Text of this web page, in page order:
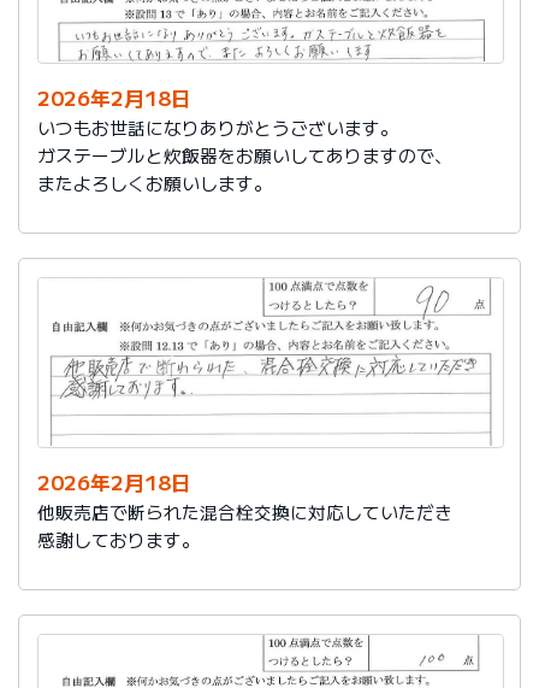
2026年2月18日
いつもお世話になりありがとうございます。
ガステーブルと炊飯器をお願いしてありますので、
またよろしくお願いします。
2026年2月18日
他販売店で断られた混合栓交換に対応していただき
感謝しております。